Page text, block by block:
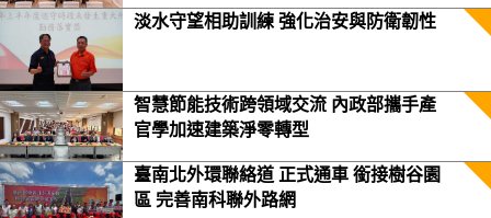
淡水守望相助訓練 強化治安與防衛韌性
智慧節能技術跨領域交流 內政部攜手產
官學加速建築淨零轉型
臺南北外環聯絡道 正式通車 銜接樹谷園
區 完善南科聯外路網